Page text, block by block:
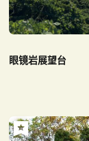
眼镜岩展望台